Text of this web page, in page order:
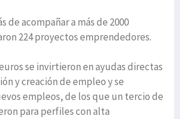
de acompañar a más de 2000
224 proyectos emprendedores.
se invirtieron en ayudas directas
y creación de empleo y se
empleos, de los que un tercio de
para perfiles con alta